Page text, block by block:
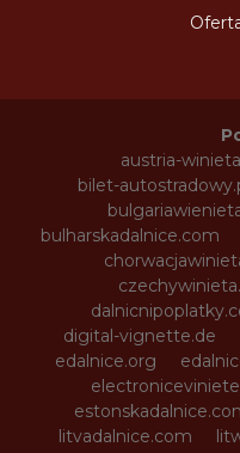
austria-
bilet-
bulharskadalnice.com
digital-vignette.de
edalnice.org
litvadalnice.com